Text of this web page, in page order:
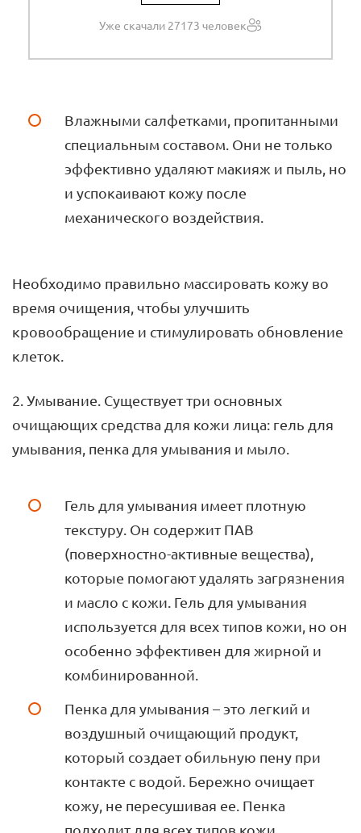
Уже скачали 27173 человек
Влажными салфетками, пропитанными
специальным составом. Они не только
эффективно удаляют макияж и пыль, но
и успокаивают кожу после
механического воздействия.
Необходимо правильно массировать кожу во
время очищения, чтобы улучшить
кровообращение и стимулировать обновление
клеток.
2. Умывание. Существует три основных
очищающих средства для кожи лица: гель для
умывания, пенка для умывания и мыло.
Гель для умывания имеет плотную
текстуру. Он содержит ПАВ
(поверхностно-активные вещества),
которые помогают удалять загрязнения
и масло с кожи. Гель для умывания
используется для всех типов кожи, но он
особенно эффективен для жирной и
комбинированной.
Пенка для умывания – это легкий и
воздушный очищающий продукт,
который создает обильную пену при
контакте с водой. Бережно очищает
кожу, не пересушивая ее. Пенка
подходит для всех типов кожи,